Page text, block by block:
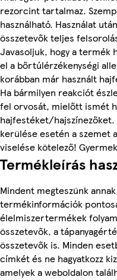
rezorcint tartalmaz.
használható. Használat
összetevők teljes
Javasoljuk, hogy a termék
el a bőrtúlérzékenységi
korábban már használt
Ha bármilyen reakciót
fel orvosát, mielőtt ismét
hajfestéket/hajszínezőket.
kerülése esetén a szemet
viselése kötelező!
Termékleírás
Mindent megteszünk
termékinformációk
élelmiszertermékek
összetevők, a
összetevők is. Minden
címkét és ne hagyatkozz
amelyek a weboldalon